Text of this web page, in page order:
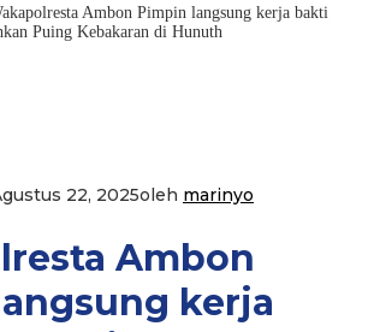
Ambon Pimpin langsung kerja bakti
Puing Kebakaran di Hunuth
22, 2025oleh marinyo
Ambon
kerja